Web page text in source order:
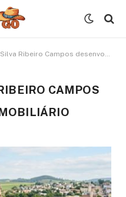
Ribeiro Campos desenvolvedor imobiliário
CAMPOS